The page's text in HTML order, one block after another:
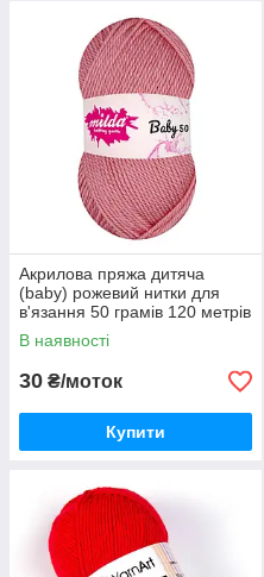
Акрилова пряжа дитяча
(baby) рожевий нитки для
в'язання 50 грамів 120 метрів
В наявності
30 ₴/моток
Купити